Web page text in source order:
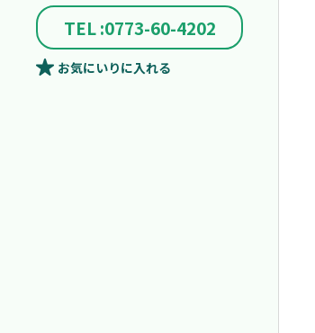
TEL :0773-60-4202
お気にいりに入れる